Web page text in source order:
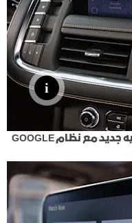
نظام جي ام سي للمعلومات والترفيه جديد مع نظام GOOGLE